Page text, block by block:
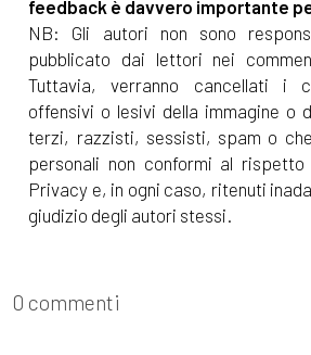
feedback è davvero importante
NB: Gli autori non sono
pubblicato dai lettori nei
Tuttavia, verranno cancellati i
offensivi o lesivi della immagine o
terzi, razzisti, sessisti, spam o
personali non conformi al rispetto
Privacy e, in ogni caso, ritenuti
giudizio degli autori stessi.
0 commenti